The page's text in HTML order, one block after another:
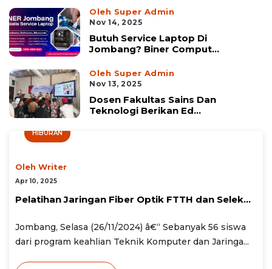
Oleh Super Admin
Nov 14, 2025
Butuh Service Laptop Di
Jombang? Biner Comput...
Oleh Super Admin
Nov 13, 2025
Dosen Fakultas Sains Dan
Teknologi Berikan Ed...
HIBURAN
Oleh Writer
Apr 10, 2025
Pelatihan Jaringan Fiber Optik FTTH dan Selek...
Jombang, Selasa (26/11/2024) â€“ Sebanyak 56 siswa
dari program keahlian Teknik Komputer dan Jaringa...